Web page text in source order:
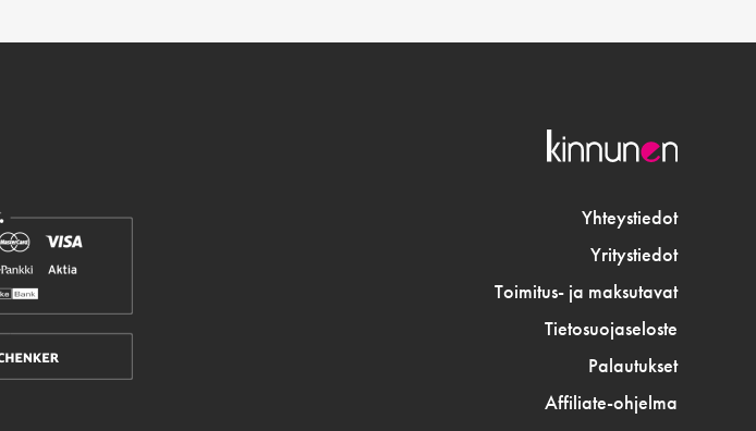
Yhteystiedot
Yritystiedot
Toimitus- ja maksutavat
Tietosuojaseloste
Palautukset
Affiliate-ohjelma